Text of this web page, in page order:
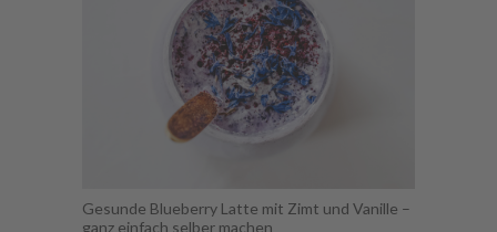
Gesunde Blueberry Latte mit Zimt und Vanille –
ganz einfach selber machen